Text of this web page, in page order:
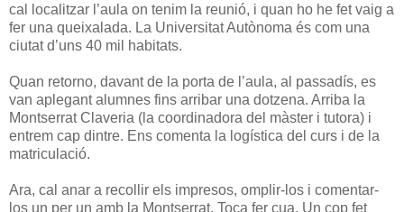
cal localitzar l’aula on tenim la reunió, i quan ho he fet vaig a
fer una queixalada. La Universitat Autònoma és com una
ciutat d’uns 40 mil habitats.
Quan retorno, davant de la porta de l’aula, al passadís, es
van aplegant alumnes fins arribar una dotzena. Arriba la
Montserrat Claveria (la coordinadora del màster i tutora) i
entrem cap dintre. Ens comenta la logística del curs i de la
matriculació.
Ara, cal anar a recollir els impresos, omplir-los i comentar-
los un per un amb la Montserrat. Toca fer cua. Un cop fet